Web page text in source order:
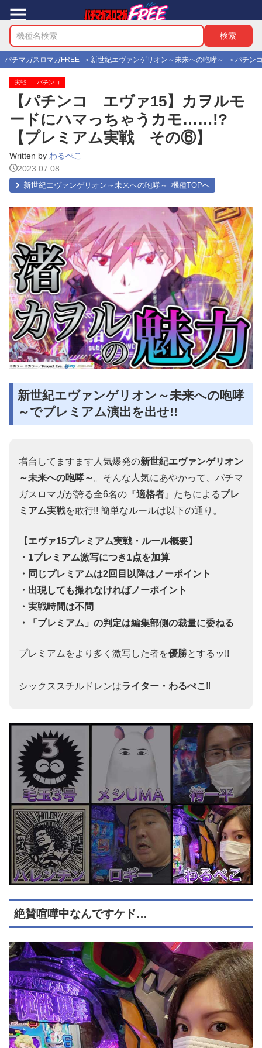
パチマガスロマガFREE 新世紀エヴァンゲリオン～未来への咆哮～ パチン
実戦 パチンコ
【パチンコ エヴァ15】カヲルモ
ードにハマっちゃうカモ……!?
【プレミアム実戦 その⑥】
Written by わるぺこ
2023.07.08
新世紀エヴァンゲリオン～未来への咆哮～
新世紀エヴァンゲリオン～未来への咆哮
～でプレミアム演出を出せ!!
増台してますます人気爆発の新世紀エヴァンゲリオン
～未来への咆哮～ 。そんな人気にあやかって、パチマ
ガスロマガが誇る全6名の『適格者 』たちによるプレ
ミアム実戦を敢行!! 簡単なルールは以下の通り。
【エヴァ15プレミアム実戦・ルール概要】
・1プレミアム激写につき1点を加算
・同じプレミアムは2回目以降はノーポイント
・出現しても撮れなければノーポイント
・実戦時間は不問
・「プレミアム」の判定は編集部側の裁量に委ねる
プレミアムをより多く激写した者を優勝とするッ!!
シックススチルドレンはライター・わるぺこ !!
絶賛喧嘩中なんですケド…